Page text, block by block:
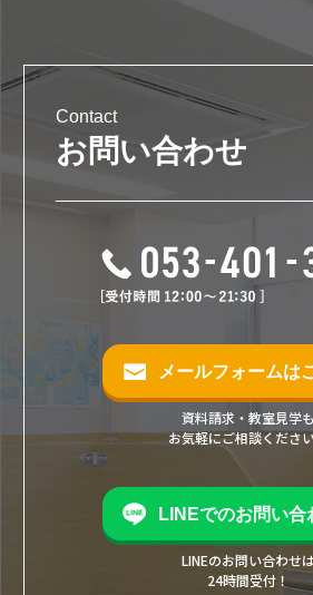
Contact
お問い合わせ
メールフォームは
資料請求・教室見学も
お気軽にご相談くださ
LINEでのお問い合
LINEのお問い合わせ
24時間受付！